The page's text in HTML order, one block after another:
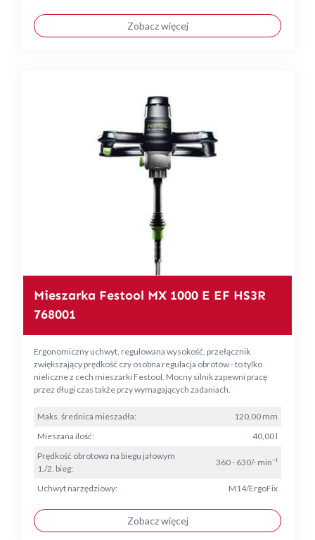
Zobacz więcej
Mieszarka Festool MX 1000 E EF HS3R
768001
Ergonomiczny uchwyt, regulowana wysokość, przełącznik
zwiększający prędkość czy osobna regulacja obrotów - to tylko
nieliczne z cech mieszarki Festool. Mocny silnik zapewni pracę
przez długi czas także przy wymagających zadaniach.
Maks. średnica mieszadła:
120,00 mm
Mieszana ilość:
40,00 l
Prędkość obrotowa na biegu jałowym
1./2. bieg:
360 - 630/- min⁻¹
Uchwyt narzędziowy: M14/ErgoFix
Zobacz więcej